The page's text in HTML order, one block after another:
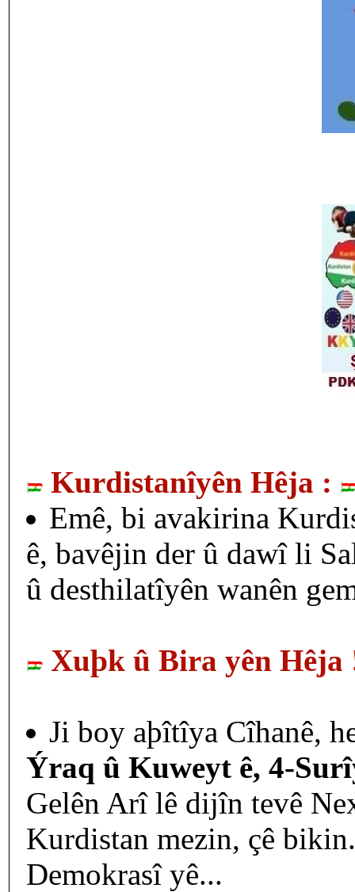
Kurdistanîyên Hêja :
Emê, bi avakirina
ê, bavêjin der û dawî li
û desthilatîyên wanên
Xuþk û Bira yên
Ji boy aþîtîya Cîhanê,
Ýraq û Kuweyt ê, 4-
Gelên Arî lê dijîn tevê
Kurdistan mezin, çê
Demokrasî yê...